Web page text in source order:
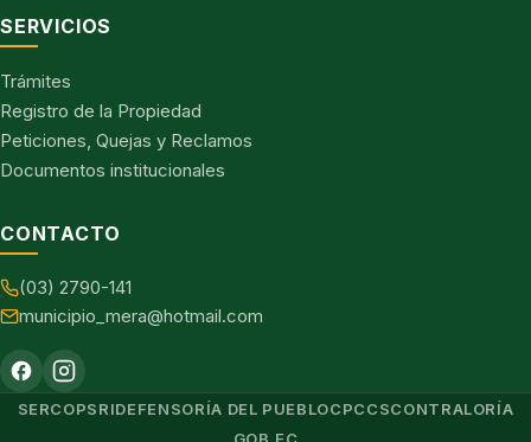
SERVICIOS
Trámites
Registro de la Propiedad
Peticiones, Quejas y Reclamos
Documentos institucionales
CONTACTO
(03) 2790-141
municipio_mera@hotmail.com
SERCOPSRIDEFENSORÍA DEL PUEBLOCPCCSCONTRALORÍA